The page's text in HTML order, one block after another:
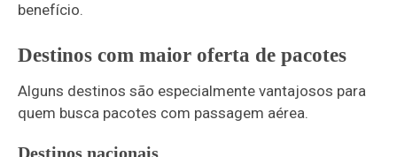
benefício.
Destinos com maior oferta de pacotes
Alguns destinos são especialmente vantajosos para
quem busca pacotes com passagem aérea.
Destinos nacionais